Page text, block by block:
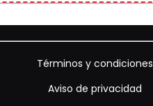
Términos y condiciones
Aviso de privacidad